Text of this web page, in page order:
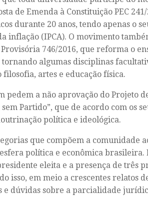
de Emenda à Constituição PEC
durante 20 anos, tendo apenas o
inflação (IPCA). O movimento
746/2016, que reforma o
algumas disciplinas
filosofia, artes e educação física.
pedem a não aprovação do Projeto
sem Partido”, que de acordo com os
política e ideológica.
que compõem a comunidade
política e econômica brasileira.
eleita e a presença de três
isso, em meio a crescentes relatos
e dúvidas sobre a parcialidade